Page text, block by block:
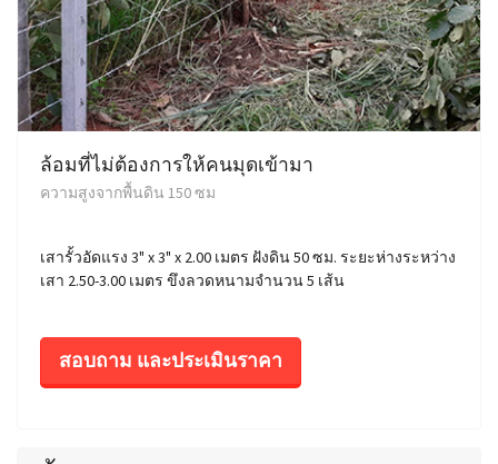
ล้อมที่ไม่ต้องการให้คนมุดเข้ามา
ความสูงจากพื้นดิน 150 ซม
เสารั้วอัดแรง 3" x 3" x 2.00 เมตร ฝังดิน 50 ซม. ระยะห่างระหว่าง
เสา 2.50-3.00 เมตร ขึงลวดหนามจำนวน 5 เส้น
สอบถาม และประเมินราคา